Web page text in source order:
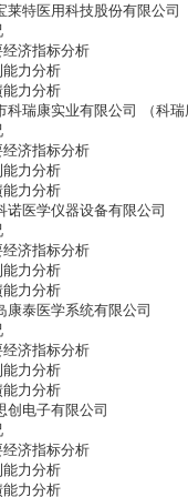
莱特医用科技股份有限公司
济指标分析
力分析
能力分析
科瑞康实业有限公司 （科瑞
济指标分析
力分析
能力分析
诺医学仪器设备有限公司
济指标分析
力分析
能力分析
康泰医学系统有限公司
济指标分析
力分析
能力分析
创电子有限公司
济指标分析
力分析
能力分析